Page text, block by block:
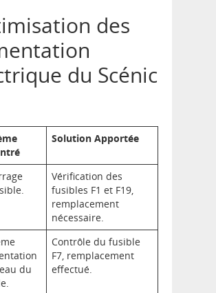
des
du Scénic
Solution Apportée
Vérification des
fusibles F1 et F19,
remplacement
nécessaire.
du
Contrôle du fusible
F7, remplacement
effectué.